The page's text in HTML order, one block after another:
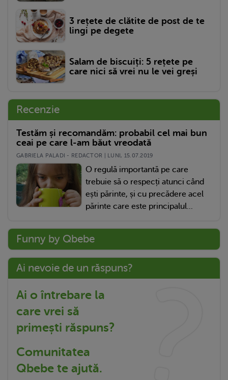
3 rețete de clătite de post de te
lingi pe degete
Salam de biscuiți: 5 rețete pe
care nici să vrei nu le vei greși
Recenzie
Testăm și recomandăm: probabil cel mai bun
ceai pe care l-am băut vreodată
GABRIELA PALADI - REDACTOR | LUNI, 15.07.2019
O regulă importantă pe care
trebuie să o respecți atunci când
ești părinte, și cu precădere acel
părinte care este principalul...
Funny by Qbebe
Ai nevoie de un răspuns?
Ai o întrebare la
care vrei să
primești răspuns?
Comunitatea
Qbebe te ajută.